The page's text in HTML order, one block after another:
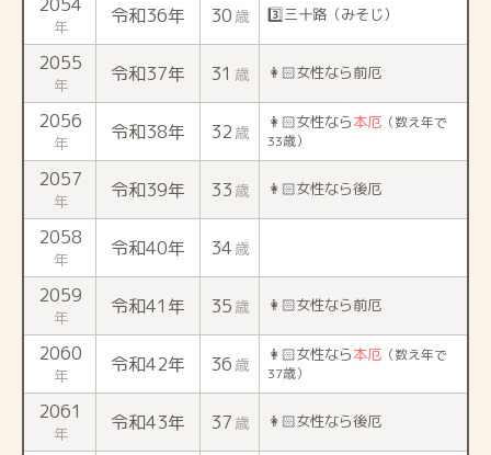
年 令和36年 30 歳 3️⃣三十路（みそじ）
2055
年 令和37年 31 歳 👩🏻女性なら前厄
2056
年 令和38年 32 歳 👩🏻女性なら本厄（数え年で
33歳）
2057
年 令和39年 33 歳 👩🏻女性なら後厄
2058
年 令和40年 34 歳
2059
年 令和41年 35 歳 👩🏻女性なら前厄
2060
年 令和42年 36 歳 👩🏻女性なら本厄（数え年で
37歳）
2061
年 令和43年 37 歳 👩🏻女性なら後厄